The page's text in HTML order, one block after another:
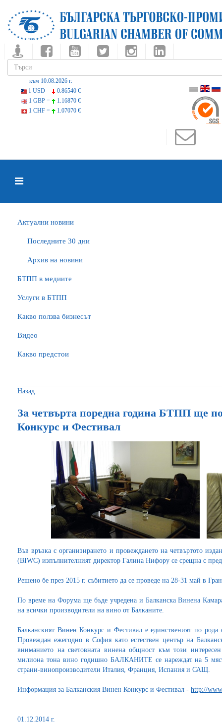
към 10.08.2026 г.
1 USD =
0.86540 €
1 GBP =
1.16870 €
1 CHF =
1.07070 €
Актуални новини
Последните 30 дни
Архив на новини
БTПП в медиите
Услуги в БТПП
Какво ползва бизнесът
Видео
Какво предстои
Назад
За четвърта поредна година БТПП ще
Конкурс и Фестивал
Във връзка с организирането и провеждането на четвъртото
(BIWC) изпълнителният директор Галина Нифору се срещна с
Решено бе през 2015 г. събитието да се проведе на 28-31 май в
По време на Форума ще бъде учредена и Балканска Винена
на всички производители на вино от Балканите.
Балканският Винен Конкурс и Фестивал е единственият по
Провеждан ежегодно в София като естествен център на
вниманието на световната винена общност към този
милиона тона вино годишно БАЛКАНИТЕ се нареждат на 5
страни-винопроизводители Италия, Франция, Испания и САЩ.
Информация за Балканския Винен Конкурс и Фестивал - http://
01.12.2014 г.